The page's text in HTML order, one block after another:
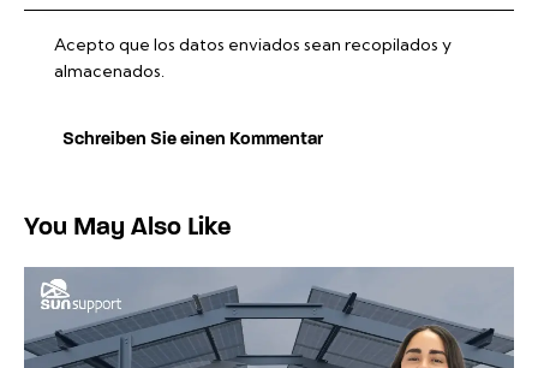
Acepto que los datos enviados sean recopilados y
almacenados.
You May Also Like